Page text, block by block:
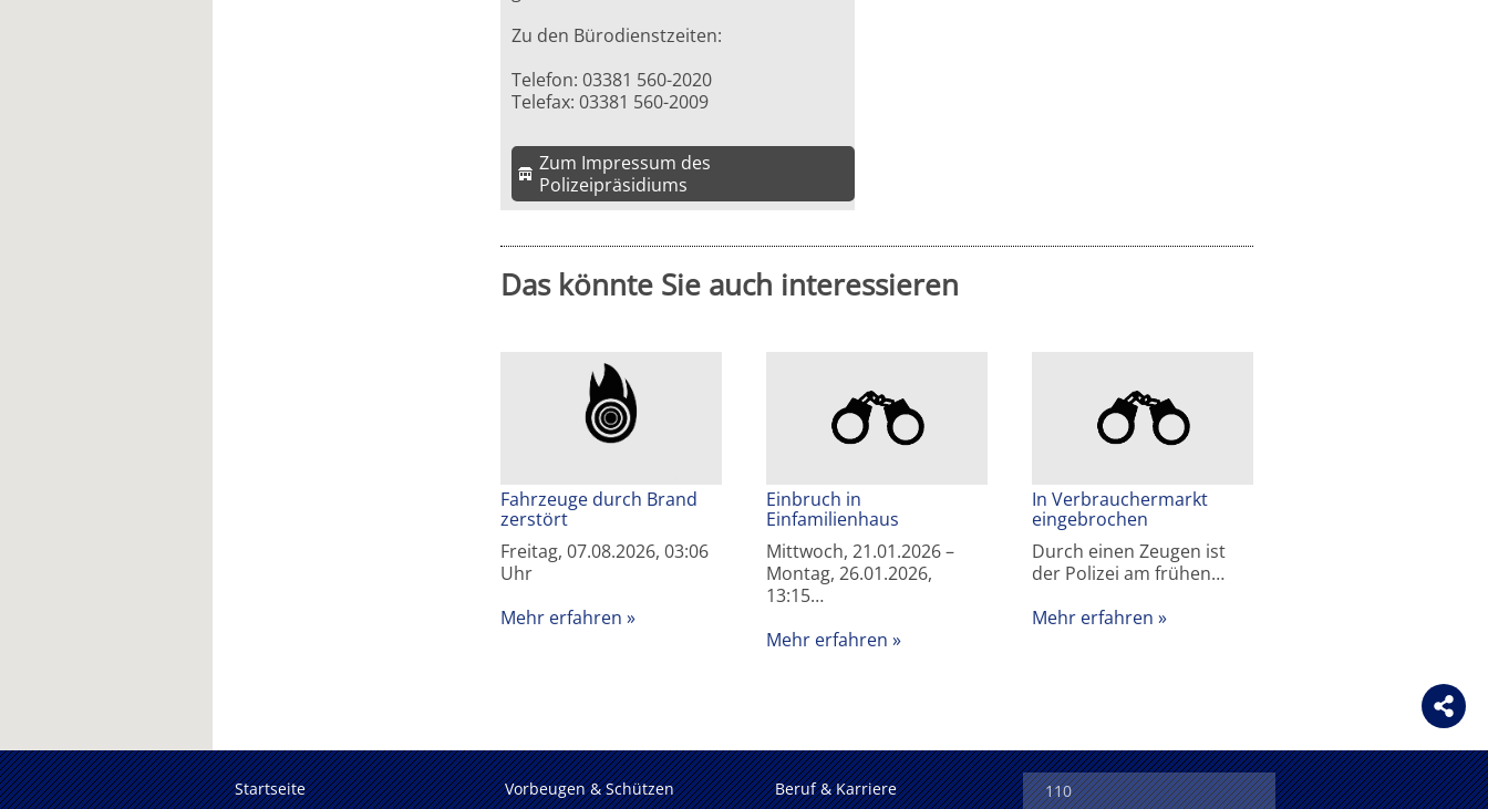
Zu den Bürodienstzeiten:
Telefon: 03381 560-2020
Telefax: 03381 560-2009
Zum Impressum des
Polizeipräsidiums
Das könnte Sie auch interessieren
Fahrzeuge durch Brand
zerstört
Freitag, 07.08.2026, 03:06
Uhr
Mehr erfahren
Einbruch in
Einfamilienhaus
Mittwoch, 21.01.2026 –
Montag, 26.01.2026,
13:15…
Mehr erfahren
In Verbrauchermarkt
eingebrochen
Durch einen Zeugen ist
der Polizei am frühen…
Mehr erfahren
Startseite
Vorbeugen & Schützen
Beruf & Karriere
110